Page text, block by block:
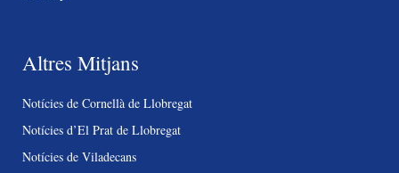
Altres Mitjans
Notícies de Cornellà de Llobregat
Notícies d’El Prat de Llobregat
Notícies de Viladecans